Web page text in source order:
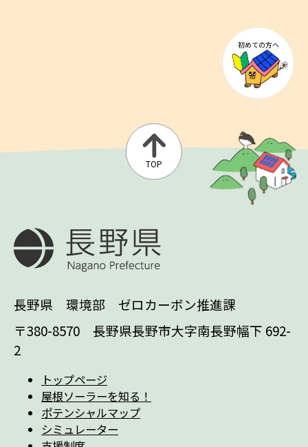
初めての方へ
TOP
長野県 環境部 ゼロカーボン推進課
〒380-8570 長野県長野市大字南長野幅下 692-
2
トップページ
屋根ソーラーを知る！
ポテンシャルマップ
シミュレーター